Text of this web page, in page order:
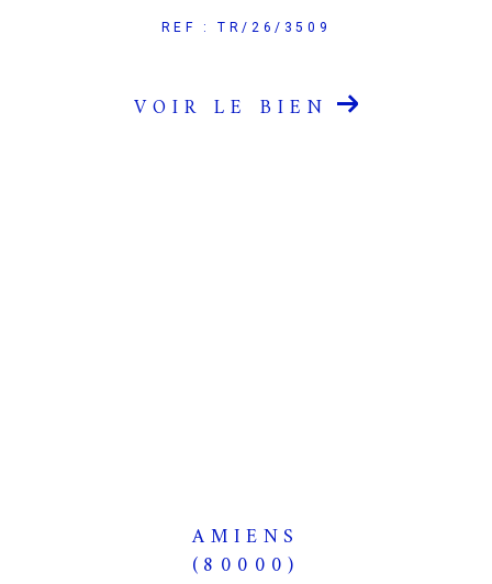
REF : TR/26/3509
VOIR LE BIEN
AMIENS
(80000)